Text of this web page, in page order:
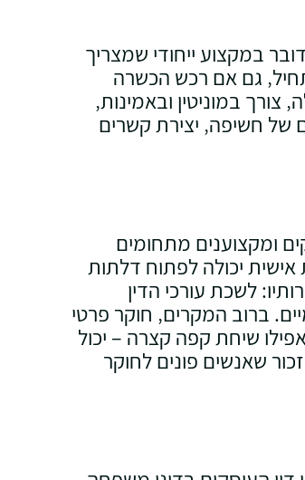
במקצוע ייחודי שמצריך
גם אם רכש הכשרה
במוניטין ובאמינות‚
של חשיפה‚ יצירת קשרים
ומקצוענים מתחומים
אישית יכולה לפתוח דלתות
לשכת עורכי הדין
ברוב המקרים‚ חוקר פרטי
שיחת קפה קצרה – יכול
שאנשים פונים לחוקר